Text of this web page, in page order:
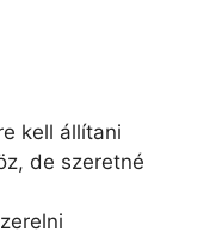
kell állítani
de szeretné